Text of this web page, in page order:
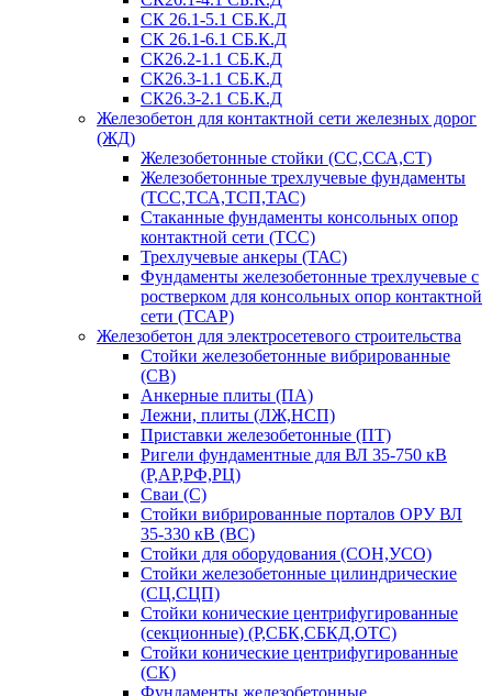
СК 26.1-5.1 СБ.К.Д
СК 26.1-6.1 СБ.К.Д
СК26.2-1.1 СБ.К.Д
СК26.3-1.1 СБ.К.Д
СК26.3-2.1 СБ.К.Д
Железобетон для контактной сети железных дорог
(ЖД)
Железобетонные стойки (СС,ССА,СТ)
Железобетонные трехлучевые фундаменты
(ТСС,ТСА,ТСП,ТАС)
Стаканные фундаменты консольных опор
контактной сети (ТСС)
Трехлучевые анкеры (ТАС)
Фундаменты железобетонные трехлучевые с
ростверком для консольных опор контактной
сети (ТСАР)
Железобетон для электросетевого строительства
Стойки железобетонные вибрированные
(СВ)
Анкерные плиты (ПА)
Лежни, плиты (ЛЖ,НСП)
Приставки железобетонные (ПТ)
Ригели фундаментные для ВЛ 35-750 кВ
(Р,АР,РФ,РЦ)
Сваи (С)
Стойки вибрированные порталов ОРУ ВЛ
35-330 кВ (ВС)
Стойки для оборудования (СОН,УСО)
Стойки железобетонные цилиндрические
(СЦ,СЦП)
Стойки конические центрифугированные
(секционные) (Р,СБК,СБКД,ОТС)
Стойки конические центрифугированные
(СК)
Фундаменты железобетонные